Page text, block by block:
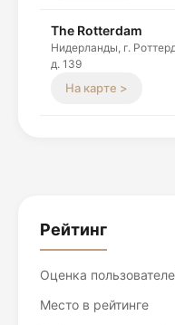
The Rotterdam
Нидерланды, г.
д. 139
На карте >
Рейтинг
Оценка
Место в рейтинге